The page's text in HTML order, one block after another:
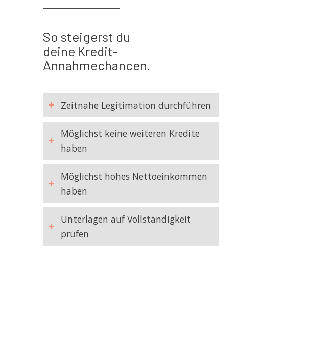
So steigerst du
deine Kredit-
Annahmechancen.
Zeitnahe Legitimation durchführen
Möglichst keine weiteren Kredite
haben
Möglichst hohes Nettoeinkommen
haben
Unterlagen auf Vollständigkeit
prüfen